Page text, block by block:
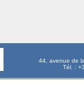
44, avenue de
Tél. :